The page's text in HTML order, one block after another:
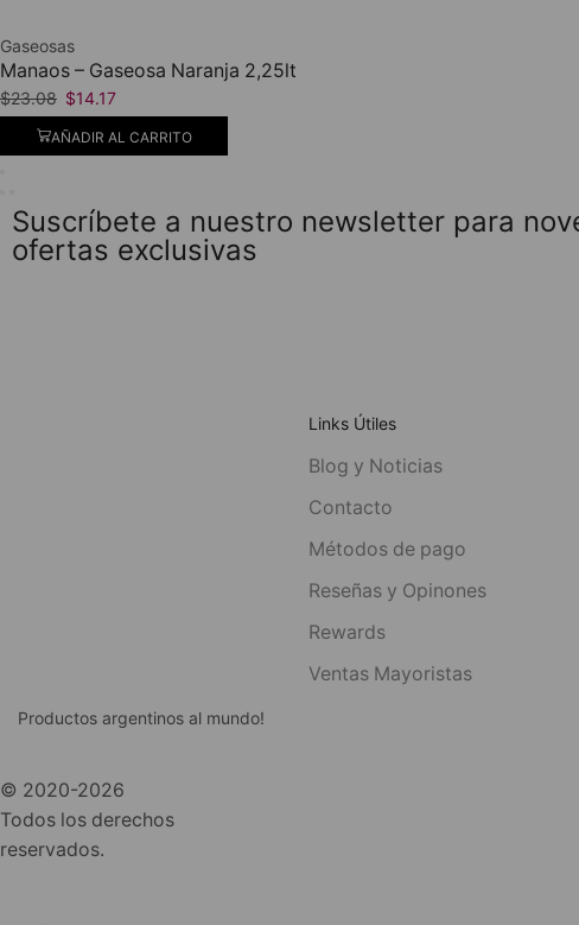
Gaseosas
Manaos – Gaseosa Naranja 2,25lt
$23.08 $14.17
AÑADIR AL CARRITO
Suscríbete a nuestro newsletter para
ofertas exclusivas
Productos argentinos al mundo!
© 2020-2026
Todos los derechos
reservados.
Links Útiles
Blog y Noticias
Contacto
Métodos de pago
Reseñas y Opinones
Rewards
Ventas Mayoristas